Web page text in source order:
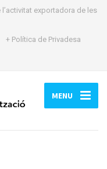
exportadora de les
+ Política de Privadesa
MENU